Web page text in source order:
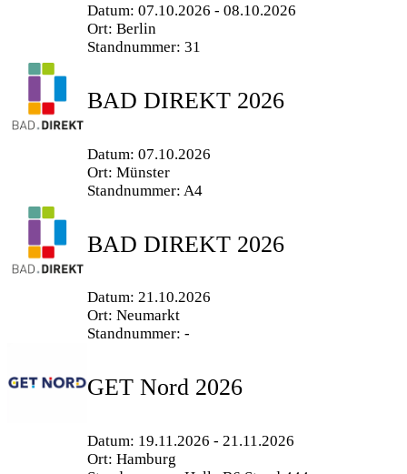
Datum: 07.10.2026 - 08.10.2026
Ort: Berlin
Standnummer: 31
BAD DIREKT 2026
Datum: 07.10.2026
Ort: Münster
Standnummer: A4
BAD DIREKT 2026
Datum: 21.10.2026
Ort: Neumarkt
Standnummer: -
GET Nord 2026
Datum: 19.11.2026 - 21.11.2026
Ort: Hamburg